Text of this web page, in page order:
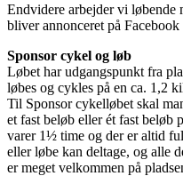
Endvidere arbejder vi løbende
bliver annonceret på
Sponsor cykel og løb
Løbet har udgangspunkt fra
løbes og cykles på en ca. 1,2
Til Sponsor cykelløbet skal
et fast beløb eller ét fast beløb
varer 1½ time og der er altid
eller løbe kan deltage, og alle
er meget velkommen på